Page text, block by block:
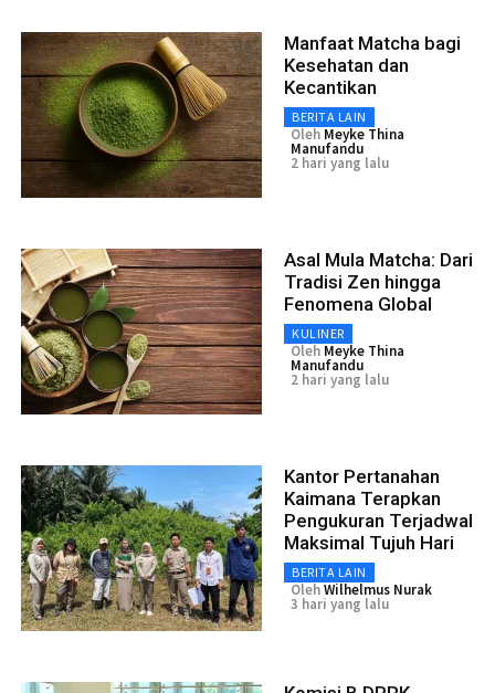
Manfaat Matcha bagi
Kesehatan dan
Kecantikan
BERITA LAIN
Oleh Meyke Thina
Manufandu
2 hari yang lalu
Asal Mula Matcha: Dari
Tradisi Zen hingga
Fenomena Global
KULINER
Oleh Meyke Thina
Manufandu
2 hari yang lalu
Kantor Pertanahan
Kaimana Terapkan
Pengukuran Terjadwal
Maksimal Tujuh Hari
BERITA LAIN
OlehWilhelmus Nurak
3 hari yang lalu